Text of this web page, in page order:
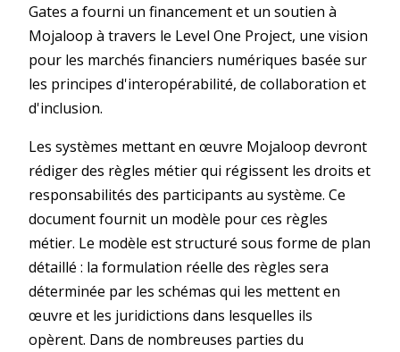
Gates a fourni un financement et un soutien à
Mojaloop à travers le Level One Project, une vision
pour les marchés financiers numériques basée sur
les principes d'interopérabilité, de collaboration et
d'inclusion.
Les systèmes mettant en œuvre Mojaloop devront
rédiger des règles métier qui régissent les droits et
responsabilités des participants au système. Ce
document fournit un modèle pour ces règles
métier. Le modèle est structuré sous forme de plan
détaillé : la formulation réelle des règles sera
déterminée par les schémas qui les mettent en
œuvre et les juridictions dans lesquelles ils
opèrent. Dans de nombreuses parties du